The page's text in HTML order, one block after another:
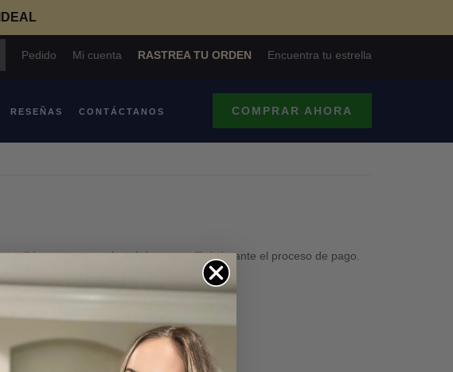
Pedido Mi cuenta RASTREA TU ORDEN Encuentra tu estrella
RESEÑAS CONTÁCTANOS COMPRAR AHORA
y su correo electrónico que utilizó durante el proceso de pago.